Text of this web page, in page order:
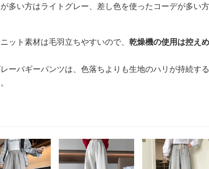
多い方はライトグレー、差し色を使ったコーデが多い
ット素材は毛羽立ちやすいので、 乾燥機の使用は控え
ーバギーパンツは、色落ちよりも生地のハリが持続す